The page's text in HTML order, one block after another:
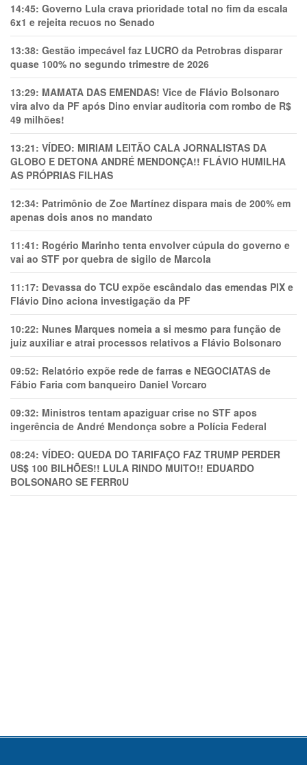
14:45: Governo Lula crava prioridade total no fim da escala
6x1 e rejeita recuos no Senado
13:38: Gestão impecável faz LUCRO da Petrobras disparar
quase 100% no segundo trimestre de 2026
13:29: MAMATA DAS EMENDAS! Vice de Flávio Bolsonaro
vira alvo da PF após Dino enviar auditoria com rombo de R$
49 milhões!
13:21: VÍDEO: MIRIAM LEITÃO CALA JORNALISTAS DA
GLOBO E DETONA ANDRÉ MENDONÇA!! FLÁVIO HUMILHA
AS PRÓPRIAS FILHAS
12:34: Patrimônio de Zoe Martínez dispara mais de 200% em
apenas dois anos no mandato
11:41: Rogério Marinho tenta envolver cúpula do governo e
vai ao STF por quebra de sigilo de Marcola
11:17: Devassa do TCU expõe escândalo das emendas PIX e
Flávio Dino aciona investigação da PF
10:22: Nunes Marques nomeia a si mesmo para função de
juiz auxiliar e atrai processos relativos a Flávio Bolsonaro
09:52: Relatório expõe rede de farras e NEGOCIATAS de
Fábio Faria com banqueiro Daniel Vorcaro
09:32: Ministros tentam apaziguar crise no STF apos
ingerência de André Mendonça sobre a Polícia Federal
08:24: VÍDEO: QUEDA DO TARIFAÇO FAZ TRUMP PERDER
US$ 100 BILHÕES!! LULA RINDO MUITO!! EDUARDO
BOLSONARO SE FERR0U